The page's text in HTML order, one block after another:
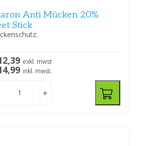
Anti Mücken 20%
Stick
exkl. mwst
inkl. mwst.
+